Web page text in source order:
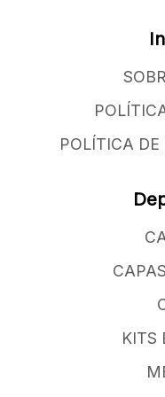
POLÍTICA DE
KITS